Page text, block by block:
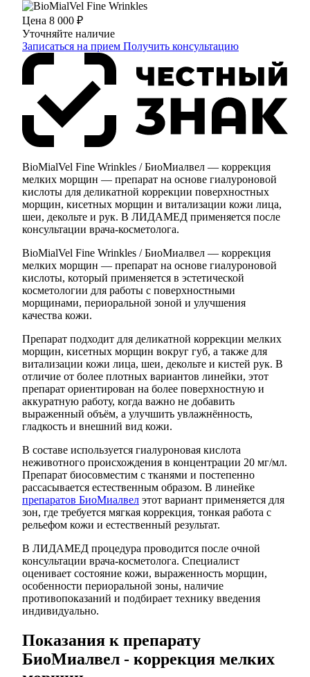
Цена 8 000 ₽
Уточняйте наличие
Записаться на прием Получить консультацию
BioMialVel Fine Wrinkles / БиоМиалвел — коррекция
мелких морщин — препарат на основе гиалуроновой
кислоты для деликатной коррекции поверхностных
морщин, кисетных морщин и витализации кожи лица,
шеи, декольте и рук. В ЛИДАМЕД применяется после
консультации врача-косметолога.
BioMialVel Fine Wrinkles / БиоМиалвел — коррекция
мелких морщин — препарат на основе гиалуроновой
кислоты, который применяется в эстетической
косметологии для работы с поверхностными
морщинами, периоральной зоной и улучшения
качества кожи.
Препарат подходит для деликатной коррекции мелких
морщин, кисетных морщин вокруг губ, а также для
витализации кожи лица, шеи, декольте и кистей рук. В
отличие от более плотных вариантов линейки, этот
препарат ориентирован на более поверхностную и
аккуратную работу, когда важно не добавить
выраженный объём, а улучшить увлажнённость,
гладкость и внешний вид кожи.
В составе используется гиалуроновая кислота
неживотного происхождения в концентрации 20 мг/мл.
Препарат биосовместим с тканями и постепенно
рассасывается естественным образом. В линейке
препаратов БиоМиалвел этот вариант применяется для
зон, где требуется мягкая коррекция, тонкая работа с
рельефом кожи и естественный результат.
В ЛИДАМЕД процедура проводится после очной
консультации врача-косметолога. Специалист
оценивает состояние кожи, выраженность морщин,
особенности периоральной зоны, наличие
противопоказаний и подбирает технику введения
индивидуально.
Показания к препарату
БиоМиалвел - коррекция мелких